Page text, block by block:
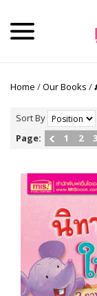
Home /Our Books /
Sort By
Page:
1 2 3